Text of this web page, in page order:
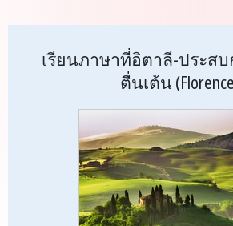
เรียนภาษาที่อิตาลี-ประส
ตื่นเต้น